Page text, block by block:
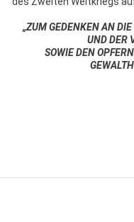
„ZUM GEDENKEN AN
UND DER
SOWIE DEN